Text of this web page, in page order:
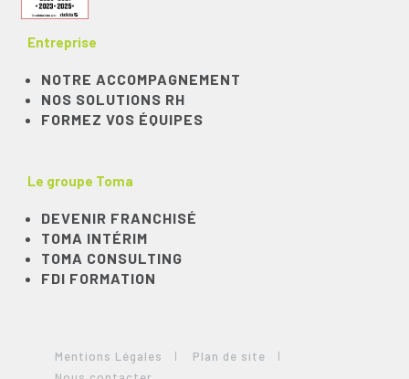
Entreprise
NOTRE ACCOMPAGNEMENT
NOS SOLUTIONS RH
FORMEZ VOS ÉQUIPES
Le groupe Toma
DEVENIR FRANCHISÉ
TOMA INTÉRIM
TOMA CONSULTING
FDI FORMATION
Mentions Légales
Plan de site